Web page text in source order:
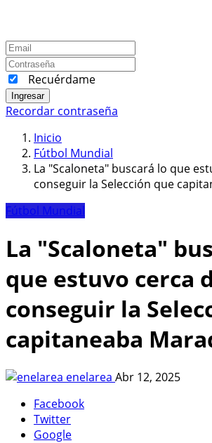
Recuérdame
Ingresar
Recordar contraseña
Inicio
Fútbol Mundial
La "Scaloneta" buscará lo que
conseguir la Selección que
Fútbol Mundial
La "Scaloneta"
que estuvo cerca
conseguir la
capitaneaba
enelarea Abr 12, 2025
Facebook
Twitter
Google